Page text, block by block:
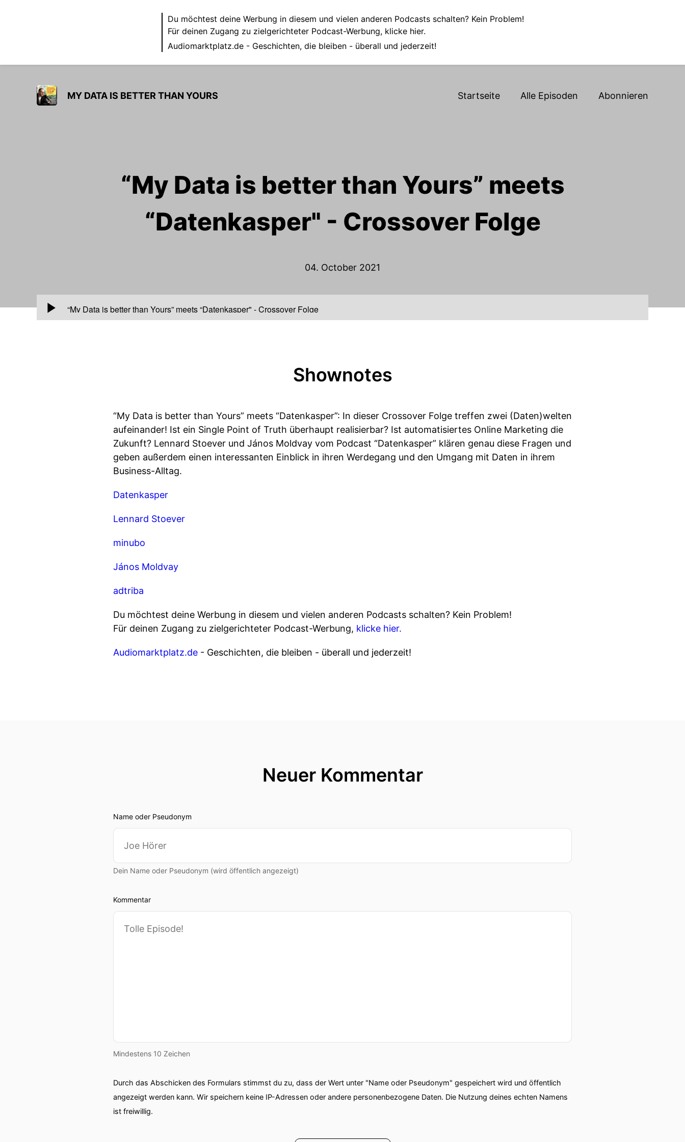
Du möchtest deine Werbung in diesem und vielen anderen Podcasts schalten? Kein Problem!
Für deinen Zugang zu zielgerichteter Podcast-Werbung, klicke hier.
Audiomarktplatz.de- Geschichten, die bleiben - überall und jederzeit!
MY DATA IS BETTER THAN YOURS Startseite Alle Episoden Abonnieren
“My Data is better than Yours” meets
“Datenkasper" - Crossover Folge
04. October 2021
00:00
“My Data is better than Yours” meets “Datenkasper" - Crossover Folge
Shownotes
“My Data is better than Yours” meets “Datenkasper”: In dieser Crossover Folge treffen zwei (Daten)welten
aufeinander! Ist ein Single Point of Truth überhaupt realisierbar? Ist automatisiertes Online Marketing die
Zukunft? Lennard Stoever und János Moldvay vom Podcast “Datenkasper” klären genau diese Fragen und
geben außerdem einen interessanten Einblick in ihren Werdegang und den Umgang mit Daten in ihrem
Business-Alltag.
Datenkasper
Lennard Stoever
minubo
János Moldvay
adtriba
Du möchtest deine Werbung in diesem und vielen anderen Podcasts schalten? Kein Problem!
Für deinen Zugang zu zielgerichteter Podcast-Werbung, klicke hier.
Audiomarktplatz.de - Geschichten, die bleiben - überall und jederzeit!
Neuer Kommentar
Name oder Pseudonym
Dein Name oder Pseudonym (wird öffentlich angezeigt)
Kommentar
Mindestens 10 Zeichen
Durch das Abschicken des Formulars stimmst du zu, dass der Wert unter "Name oder Pseudonym" gespeichert wird und öffentlich
angezeigt werden kann. Wir speichern keine IP-Adressen oder andere personenbezogene Daten. Die Nutzung deines echten Namens
ist freiwillig.